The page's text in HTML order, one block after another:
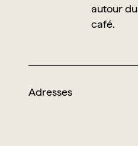
autour du
café.
Adresses